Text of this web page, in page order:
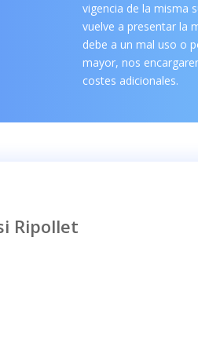
vigencia de la misma
vuelve a presentar la
debe a un mal uso o
mayor, nos
costes adicionales.
Ripollet